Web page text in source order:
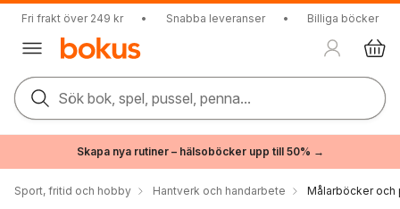
Fri frakt över 249 kr • Snabba leveranser • Billiga böcker
Sök bok, spel, pussel, penna...
Skapa nya rutiner – hälsoböcker upp till 50% →
Sport, fritid och hobby Hantverk och handarbete Målarböcker